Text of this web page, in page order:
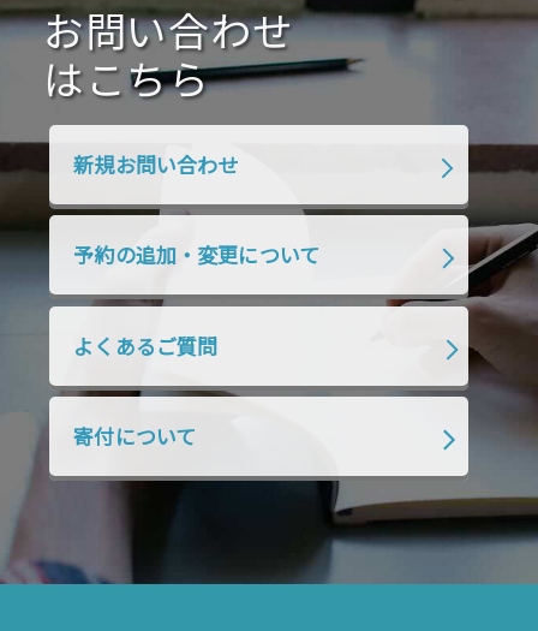
2020年7月 2020年6月 2020年5月
2020年4月 2020年3月 2020年2月
2019年10月 2019年9月
2018年7月 2018年6月
2018年4月 2018年3月 2018年2月
2018年1月 2017年12月
2017年10月 2017年9月 2017年8月
2017年5月
2017年4月
お問い合わせ
はこちら
新規お問い合わせ
予約の追加・変更について
よくあるご質問
寄付について